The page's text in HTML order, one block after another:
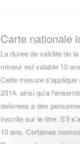
Carte nationale
La duree de validite de
mineur est valable 10
Cette mesure
2014, ainsi qu'a
delivrees a des
inscrite sur le titre. S'il
10 ans. Certaines